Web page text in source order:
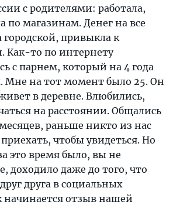
с родителями: работала,
по магазинам. Денег на все
городской, привыкла к
Как-то по интернету
с парнем, который на 4 года
Мне на тот момент было 25. Он
в деревне. Влюбились,
на расстоянии. Общались
раньше никто из нас
чтобы увидеться. Но
это время было, вы не
доходило даже до того, что
друга в социальных
начинается отзыв нашей